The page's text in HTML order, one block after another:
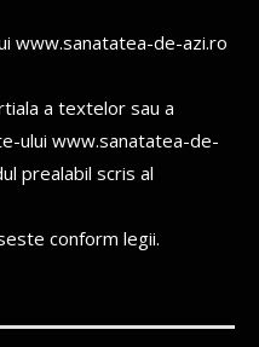
www.sanatatea-de-azi.ro
a textelor sau a
ului www.sanatatea-de-
prealabil scris al
conform legii.